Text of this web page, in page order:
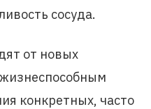
сосуда.
от новых
конкретных, часто